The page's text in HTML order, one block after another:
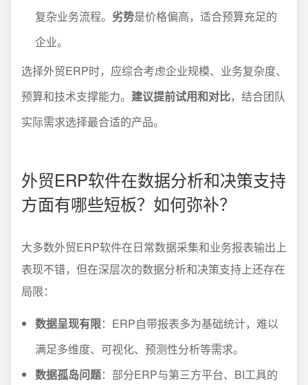
复杂业务流程。 劣势是价格偏高，适合预算充足的
企业。
选择外贸ERP时，应综合考虑企业规模、业务复杂度、
预算和技术支撑能力。 建议提前试用和对比，结合团队
实际需求选择最合适的产品。
外贸ERP软件在数据分析和决策支持
方面有哪些短板？如何弥补？
大多数外贸ERP软件在日常数据采集和业务报表输出上
表现不错，但在深层次的数据分析和决策支持上还存在
局限：
数据呈现有限：ERP自带报表多为基础统计，难以
满足多维度、可视化、预测性分析等需求。
数据孤岛问题：部分ERP与第三方平台、BI工具的